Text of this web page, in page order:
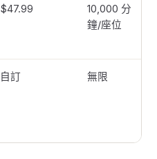
$47.99
10,000 分
鐘/座位
自訂 無限